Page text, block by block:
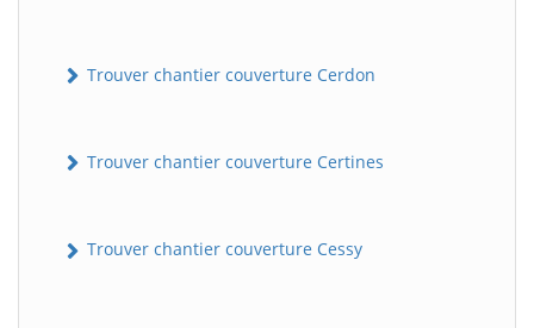
Trouver chantier couverture Cerdon
Trouver chantier couverture Certines
Trouver chantier couverture Cessy